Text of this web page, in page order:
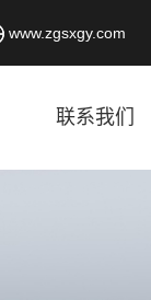
www.zgsxgy.com
联系我们